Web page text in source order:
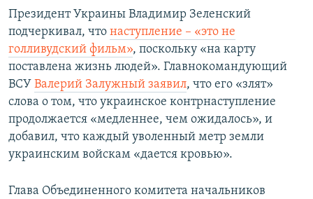
Президент Украины Владимир Зеленский
подчеркивал, что наступление – «это не
голливудский фильм», поскольку «на карту
поставлена жизнь людей». Главнокомандующий
ВСУ Валерий Залужный заявил, что его «злят»
слова о том, что украинское контрнаступление
продолжается «медленнее, чем ожидалось», и
добавил, что каждый уволенный метр земли
украинским войскам «дается кровью».
Глава Объединенного комитета начальников